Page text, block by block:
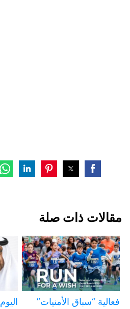
مقالات ذات صلة
فعالية “سباق الأمنيات”